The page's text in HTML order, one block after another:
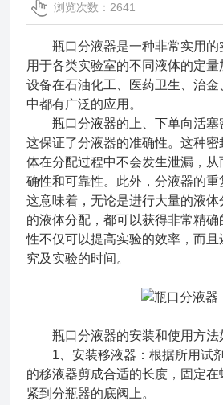
浏览次数：2641
瓶口分液器是一种非常实用的
用于各类实验室的不同液体的定
设备在石油化工、医药卫生、治
中都有广泛的应用。
瓶口分液器的上、下单向活塞
这保证了分液器的准确性。这种
体在分配过程中不会发生泄漏，
确性和可靠性。此外，分液器的重
这意味着，无论是进行大量的液
的液体分配，都可以获得非常精
性不仅可以提高实验的效率，而
究及实验的时间。
瓶口分液器的安装和使用方法
1、安装移液器：根据所用试
的移液器剪成合适的长度，固定
紧到分瓶器的底阀上。